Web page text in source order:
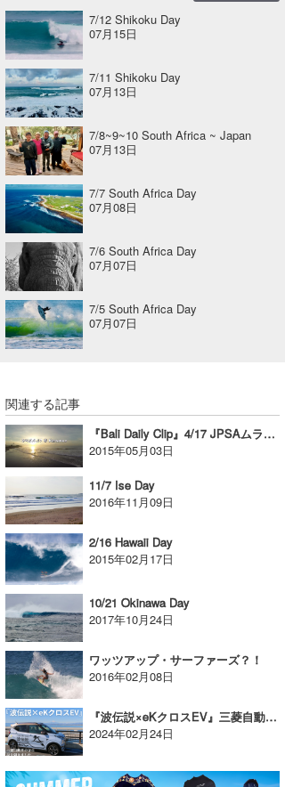
7/12 Shikoku Day
07月15日
7/11 Shikoku Day
07月13日
7/8~9~10 South Africa ~ Japan
07月13日
7/7 South Africa Day
07月08日
7/6 South Africa Day
07月07日
7/5 South Africa Day
07月07日
関連する記事
『Bali Daily Clip』4/17 JPSAムラサキプロ
2015年05月03日
11/7 Ise Day
2016年11月09日
2/16 Hawaii Day
2015年02月17日
10/21 Okinawa Day
2017年10月24日
ワッツアップ・サーファーズ？！
2016年02月08日
『波伝説×eKクロスEV』三菱自動車の方に話を聞きました【AD】
2024年02月24日